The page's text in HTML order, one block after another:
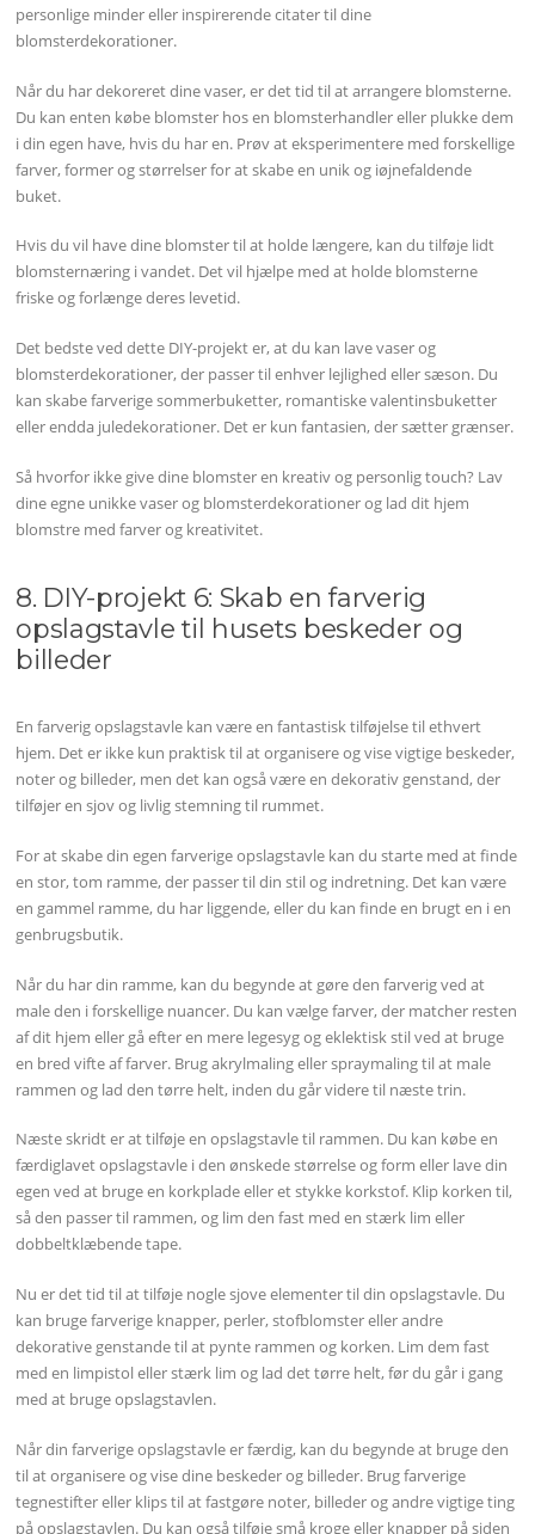
personlige minder eller inspirerende citater til dine
blomsterdekorationer.
Når du har dekoreret dine vaser, er det tid til at arrangere blomsterne.
Du kan enten købe blomster hos en blomsterhandler eller plukke dem
i din egen have, hvis du har en. Prøv at eksperimentere med forskellige
farver, former og størrelser for at skabe en unik og iøjnefaldende
buket.
Hvis du vil have dine blomster til at holde længere, kan du tilføje lidt
blomsternæring i vandet. Det vil hjælpe med at holde blomsterne
friske og forlænge deres levetid.
Det bedste ved dette DIY-projekt er, at du kan lave vaser og
blomsterdekorationer, der passer til enhver lejlighed eller sæson. Du
kan skabe farverige sommerbuketter, romantiske valentinsbuketter
eller endda juledekorationer. Det er kun fantasien, der sætter grænser.
Så hvorfor ikke give dine blomster en kreativ og personlig touch? Lav
dine egne unikke vaser og blomsterdekorationer og lad dit hjem
blomstre med farver og kreativitet.
8. DIY-projekt 6: Skab en farverig
opslagstavle til husets beskeder og
billeder
En farverig opslagstavle kan være en fantastisk tilføjelse til ethvert
hjem. Det er ikke kun praktisk til at organisere og vise vigtige beskeder,
noter og billeder, men det kan også være en dekorativ genstand, der
tilføjer en sjov og livlig stemning til rummet.
For at skabe din egen farverige opslagstavle kan du starte med at finde
en stor, tom ramme, der passer til din stil og indretning. Det kan være
en gammel ramme, du har liggende, eller du kan finde en brugt en i en
genbrugsbutik.
Når du har din ramme, kan du begynde at gøre den farverig ved at
male den i forskellige nuancer. Du kan vælge farver, der matcher resten
af dit hjem eller gå efter en mere legesyg og eklektisk stil ved at bruge
en bred vifte af farver. Brug akrylmaling eller spraymaling til at male
rammen og lad den tørre helt, inden du går videre til næste trin.
Næste skridt er at tilføje en opslagstavle til rammen. Du kan købe en
færdiglavet opslagstavle i den ønskede størrelse og form eller lave din
egen ved at bruge en korkplade eller et stykke korkstof. Klip korken til,
så den passer til rammen, og lim den fast med en stærk lim eller
dobbeltklæbende tape.
Nu er det tid til at tilføje nogle sjove elementer til din opslagstavle. Du
kan bruge farverige knapper, perler, stofblomster eller andre
dekorative genstande til at pynte rammen og korken. Lim dem fast
med en limpistol eller stærk lim og lad det tørre helt, før du går i gang
med at bruge opslagstavlen.
Når din farverige opslagstavle er færdig, kan du begynde at bruge den
til at organisere og vise dine beskeder og billeder. Brug farverige
tegnestifter eller klips til at fastgøre noter, billeder og andre vigtige ting
på opslagstavlen. Du kan også tilføje små kroge eller knapper på siden